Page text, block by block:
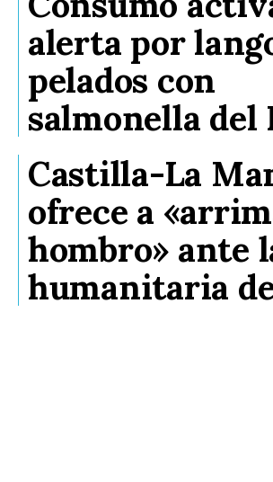
alerta por
pelados con
salmonella del
Castilla-La
ofrece a
hombro» ante
humanitaria